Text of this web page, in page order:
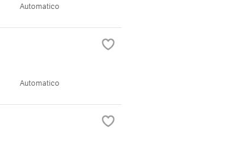
Automatico
Automatico